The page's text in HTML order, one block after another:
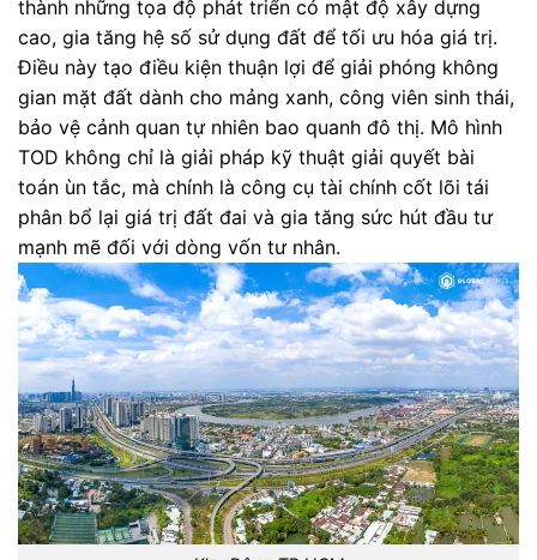
thành những tọa độ phát triển có mật độ xây dựng
cao, gia tăng hệ số sử dụng đất để tối ưu hóa giá trị.
Điều này tạo điều kiện thuận lợi để giải phóng không
gian mặt đất dành cho mảng xanh, công viên sinh thái,
bảo vệ cảnh quan tự nhiên bao quanh đô thị. Mô hình
TOD không chỉ là giải pháp kỹ thuật giải quyết bài
toán ùn tắc, mà chính là công cụ tài chính cốt lõi tái
phân bổ lại giá trị đất đai và gia tăng sức hút đầu tư
mạnh mẽ đối với dòng vốn tư nhân.